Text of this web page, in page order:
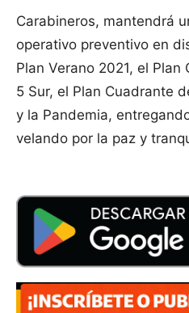
Carabineros, mantendrá
operativo preventivo en
Plan Verano 2021, el Plan
5 Sur, el Plan Cuadrante
y la Pandemia,
velando por la paz y